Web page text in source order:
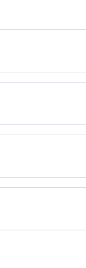
celulozą.
i
okolice